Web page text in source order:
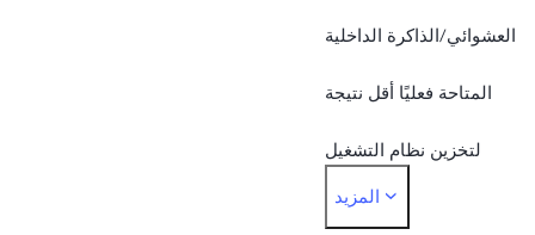
العشوائي/الذاكرة الداخلية
المتاحة فعليًا أقل نتيجة
لتخزين نظام التشغيل
المزيد